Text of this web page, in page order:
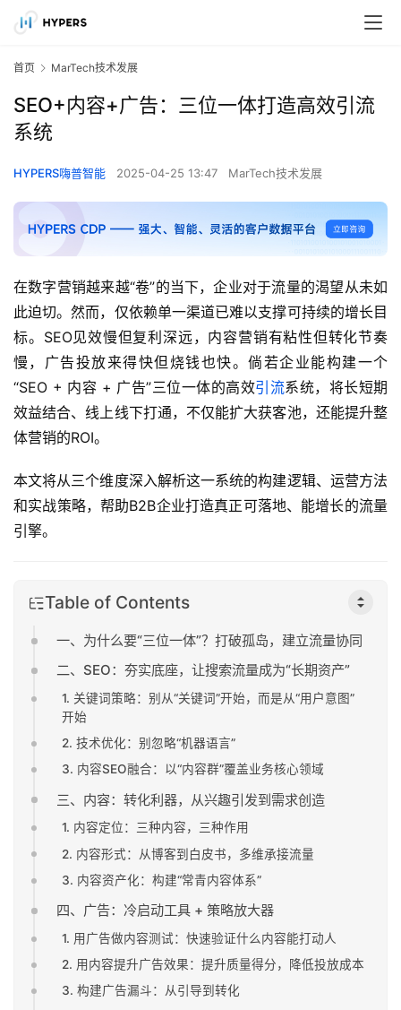
首页 MarTech技术发展
SEO+内容+广告：三位一体打造高效引流
系统
HYPERS嗨普智能 2025-04-25 13:47 MarTech技术发展
在数字营销越来越“卷”的当下，企业对于流量的渴望从未如
此迫切。然而，仅依赖单一渠道已难以支撑可持续的增长目
标。SEO见效慢但复利深远，内容营销有粘性但转化节奏
慢，广告投放来得快但烧钱也快。倘若企业能构建一个
“SEO + 内容 + 广告”三位一体的高效引流系统，将长短期
效益结合、线上线下打通，不仅能扩大获客池，还能提升整
体营销的ROI。
本文将从三个维度深入解析这一系统的构建逻辑、运营方法
和实战策略，帮助B2B企业打造真正可落地、能增长的流量
引擎。
Table of Contents
一、为什么要“三位一体”？打破孤岛，建立流量协同
二、SEO：夯实底座，让搜索流量成为“长期资产”
1. 关键词策略：别从“关键词”开始，而是从“用户意图”
开始
2. 技术优化：别忽略“机器语言”
3. 内容SEO融合：以“内容群”覆盖业务核心领域
三、内容：转化利器，从兴趣引发到需求创造
1. 内容定位：三种内容，三种作用
2. 内容形式：从博客到白皮书，多维承接流量
3. 内容资产化：构建“常青内容体系”
四、广告：冷启动工具 + 策略放大器
1. 用广告做内容测试：快速验证什么内容能打动人
2. 用内容提升广告效果：提升质量得分，降低投放成本
3. 构建广告漏斗：从引导到转化